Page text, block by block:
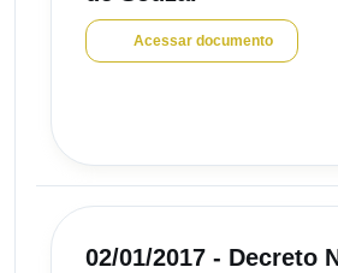
Acessar documento
02/01/2017 - Decreto